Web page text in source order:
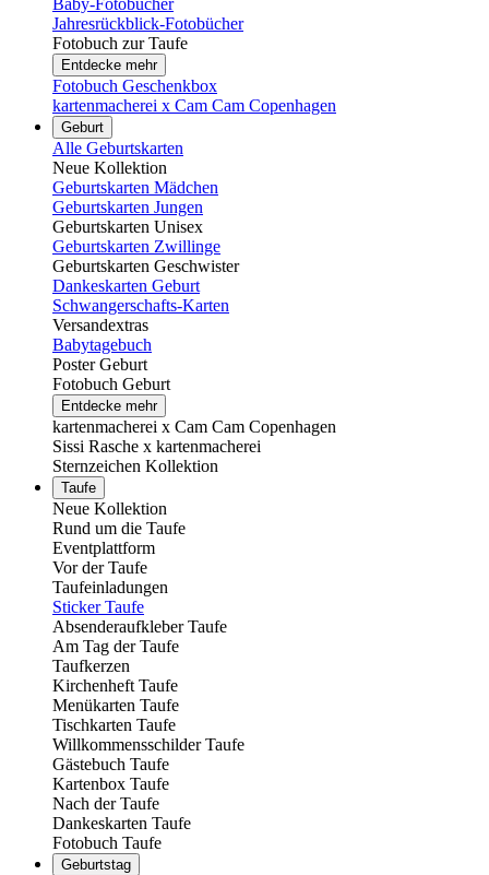
Baby-Fotobücher
Jahresrückblick-Fotobücher
Fotobuch zur Taufe
Entdecke mehr
Fotobuch Geschenkbox
kartenmacherei x Cam Cam Copenhagen
Geburt
Alle Geburtskarten
Neue Kollektion
Geburtskarten Mädchen
Geburtskarten Jungen
Geburtskarten Unisex
Geburtskarten Zwillinge
Geburtskarten Geschwister
Dankeskarten Geburt
Schwangerschafts-Karten
Versandextras
Babytagebuch
Poster Geburt
Fotobuch Geburt
Entdecke mehr
kartenmacherei x Cam Cam Copenhagen
Sissi Rasche x kartenmacherei
Sternzeichen Kollektion
Taufe
Neue Kollektion
Rund um die Taufe
Eventplattform
Vor der Taufe
Taufeinladungen
Sticker Taufe
Absenderaufkleber Taufe
Am Tag der Taufe
Taufkerzen
Kirchenheft Taufe
Menükarten Taufe
Tischkarten Taufe
Willkommensschilder Taufe
Gästebuch Taufe
Kartenbox Taufe
Nach der Taufe
Dankeskarten Taufe
Fotobuch Taufe
Geburtstag